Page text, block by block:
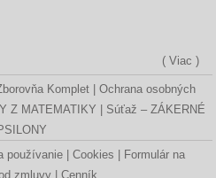
( Viac )
Komplet
Ochrana osobných
Z MATEMATIKY
Súťaž – ZÁKERNÉ
používanie Cookies
Formulár na
zmluvy
Cenník